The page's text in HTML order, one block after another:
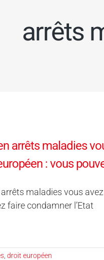
arrêts
arrêts maladies
: vous
maladies vous
faire condamner l’Etat
droit européen